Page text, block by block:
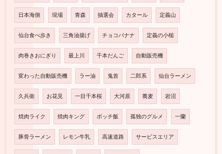
日本海側 現場 青森 抽選会 カタール 定義山
仙台食べ歩き 三角油揚げ チョコバナナ 定義の小槌
肉巻きおにぎり 最上川 千本だんご 自動販売機
変わった自動販売機 ラー油 鬼首 二郎系 仙台ラーメン
久兵衛 お花見 一目千本桜 大河原 蕎麦 岩沼
焼肉ライク 焼肉キング ボッチ飯 孤独のグルメ 一蘭
豚骨ラーメン レモン牛乳 高速道路 サービスエリア